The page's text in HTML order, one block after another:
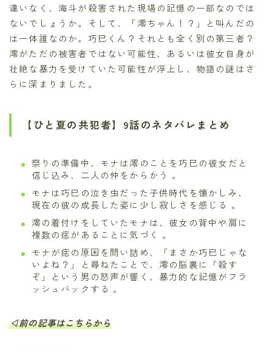
違いなく、海斗が殺害された現場の記憶の一部なのでは
ないでしょうか。そして、「澪ちゃん！？」と叫んだの
は一体誰なのか。巧巳くん？それとも全く別の第三者？
澪がただの被害者ではない可能性、あるいは彼女自身が
壮絶な暴力を受けていた可能性が浮上し、物語の謎はさ
らに深まりました。
【ひと夏の共犯者】9話のネタバレまとめ
祭りの準備中、モナは澪のことを巧巳の彼女だと
信じ込み、二人の仲をからかう 。
モナは巧巳の泣き虫だった子供時代を懐かしみ、
現在の彼の成長した姿に少し寂しさを感じる 。
澪の着付けをしていたモナは、彼女の背中や肩に
複数の痣があることに気づく 。
モナが痣の原因を問い詰め、「まさか巧巳じゃな
いよね？」と尋ねたことで、澪の脳裏に「殺す
ぞ」という男の怒声が響く、暴力的な記憶がフラ
ッシュバックする 。
◁前の記事はこちらから